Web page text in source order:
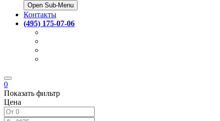
Open Sub-Menu
Контакты
(495) 175-07-06
0
Показать фильтр
Цена